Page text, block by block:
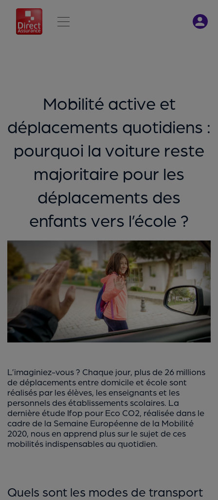
Mobilité active et
déplacements quotidiens :
pourquoi la voiture reste
majoritaire pour les
déplacements des
enfants vers l’école ?
L’imaginiez-vous ? Chaque jour, plus de 26 millions
de déplacements entre domicile et école sont
réalisés par les élèves, les enseignants et les
personnels des établissements scolaires. La
dernière étude Ifop pour Eco CO2, réalisée dans le
cadre de la Semaine Européenne de la Mobilité
2020, nous en apprend plus sur le sujet de ces
mobilités indispensables au quotidien.
Quels sont les modes de transport